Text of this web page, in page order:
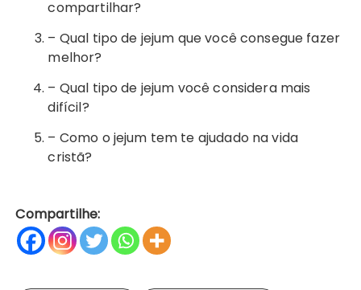
compartilhar?
– Qual tipo de jejum que você consegue fazer
melhor?
– Qual tipo de jejum você considera mais
difícil?
– Como o jejum tem te ajudado na vida
cristã?
Compartilhe: